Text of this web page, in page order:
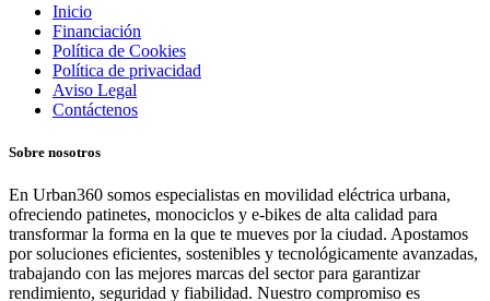
Inicio
Financiación
Política de Cookies
Política de privacidad
Aviso Legal
Contáctenos
Sobre nosotros
En Urban360 somos especialistas en movilidad eléctrica urbana,
ofreciendo patinetes, monociclos y e-bikes de alta calidad para
transformar la forma en la que te mueves por la ciudad. Apostamos
por soluciones eficientes, sostenibles y tecnológicamente avanzadas,
trabajando con las mejores marcas del sector para garantizar
rendimiento, seguridad y fiabilidad. Nuestro compromiso es